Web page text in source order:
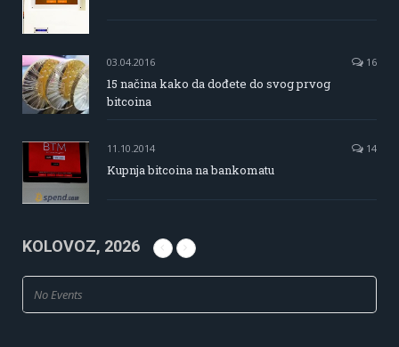
03.04.2016 16
15 načina kako da dođete do svog prvog
bitcoina
11.10.2014 14
Kupnja bitcoina na bankomatu
KOLOVOZ, 2026
No Events